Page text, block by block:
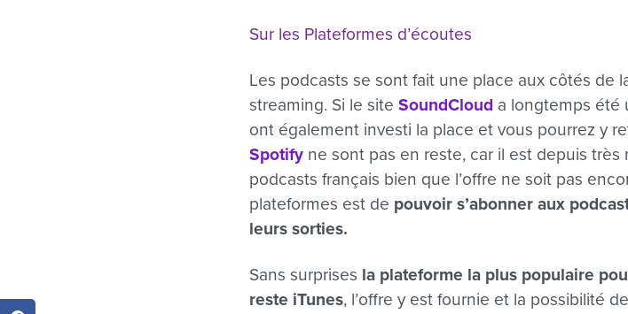
Sur les Plateformes d’écoutes
Les podcasts se sont fait une place aux côtés de
streaming. Si le siteSoundCloud a longtemps été
ont également investi la place et vous pourrez y
Spotify ne sont pas en reste, car il est depuis
podcasts français bien que l’offre ne soit pas
plateformes est de pouvoir s’abonner aux
leurs sorties.
Sans surprises la plateforme la plus populaire
reste iTunes, l’offre y est fournie et la possibilité